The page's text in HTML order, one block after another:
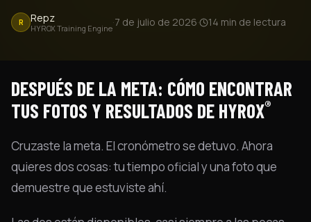
R Repz
HYROX Training Engine·7 de julio de 2026· 14 min de lectura
DESPUÉS DE LA META: CÓMO ENCONTRAR
TUS FOTOS Y RESULTADOS DE HYROX®
Cruzaste la meta. El cronómetro se detuvo. Ahora
quieres dos cosas: tu tiempo oficial y una foto que
demuestre que estuviste ahí.